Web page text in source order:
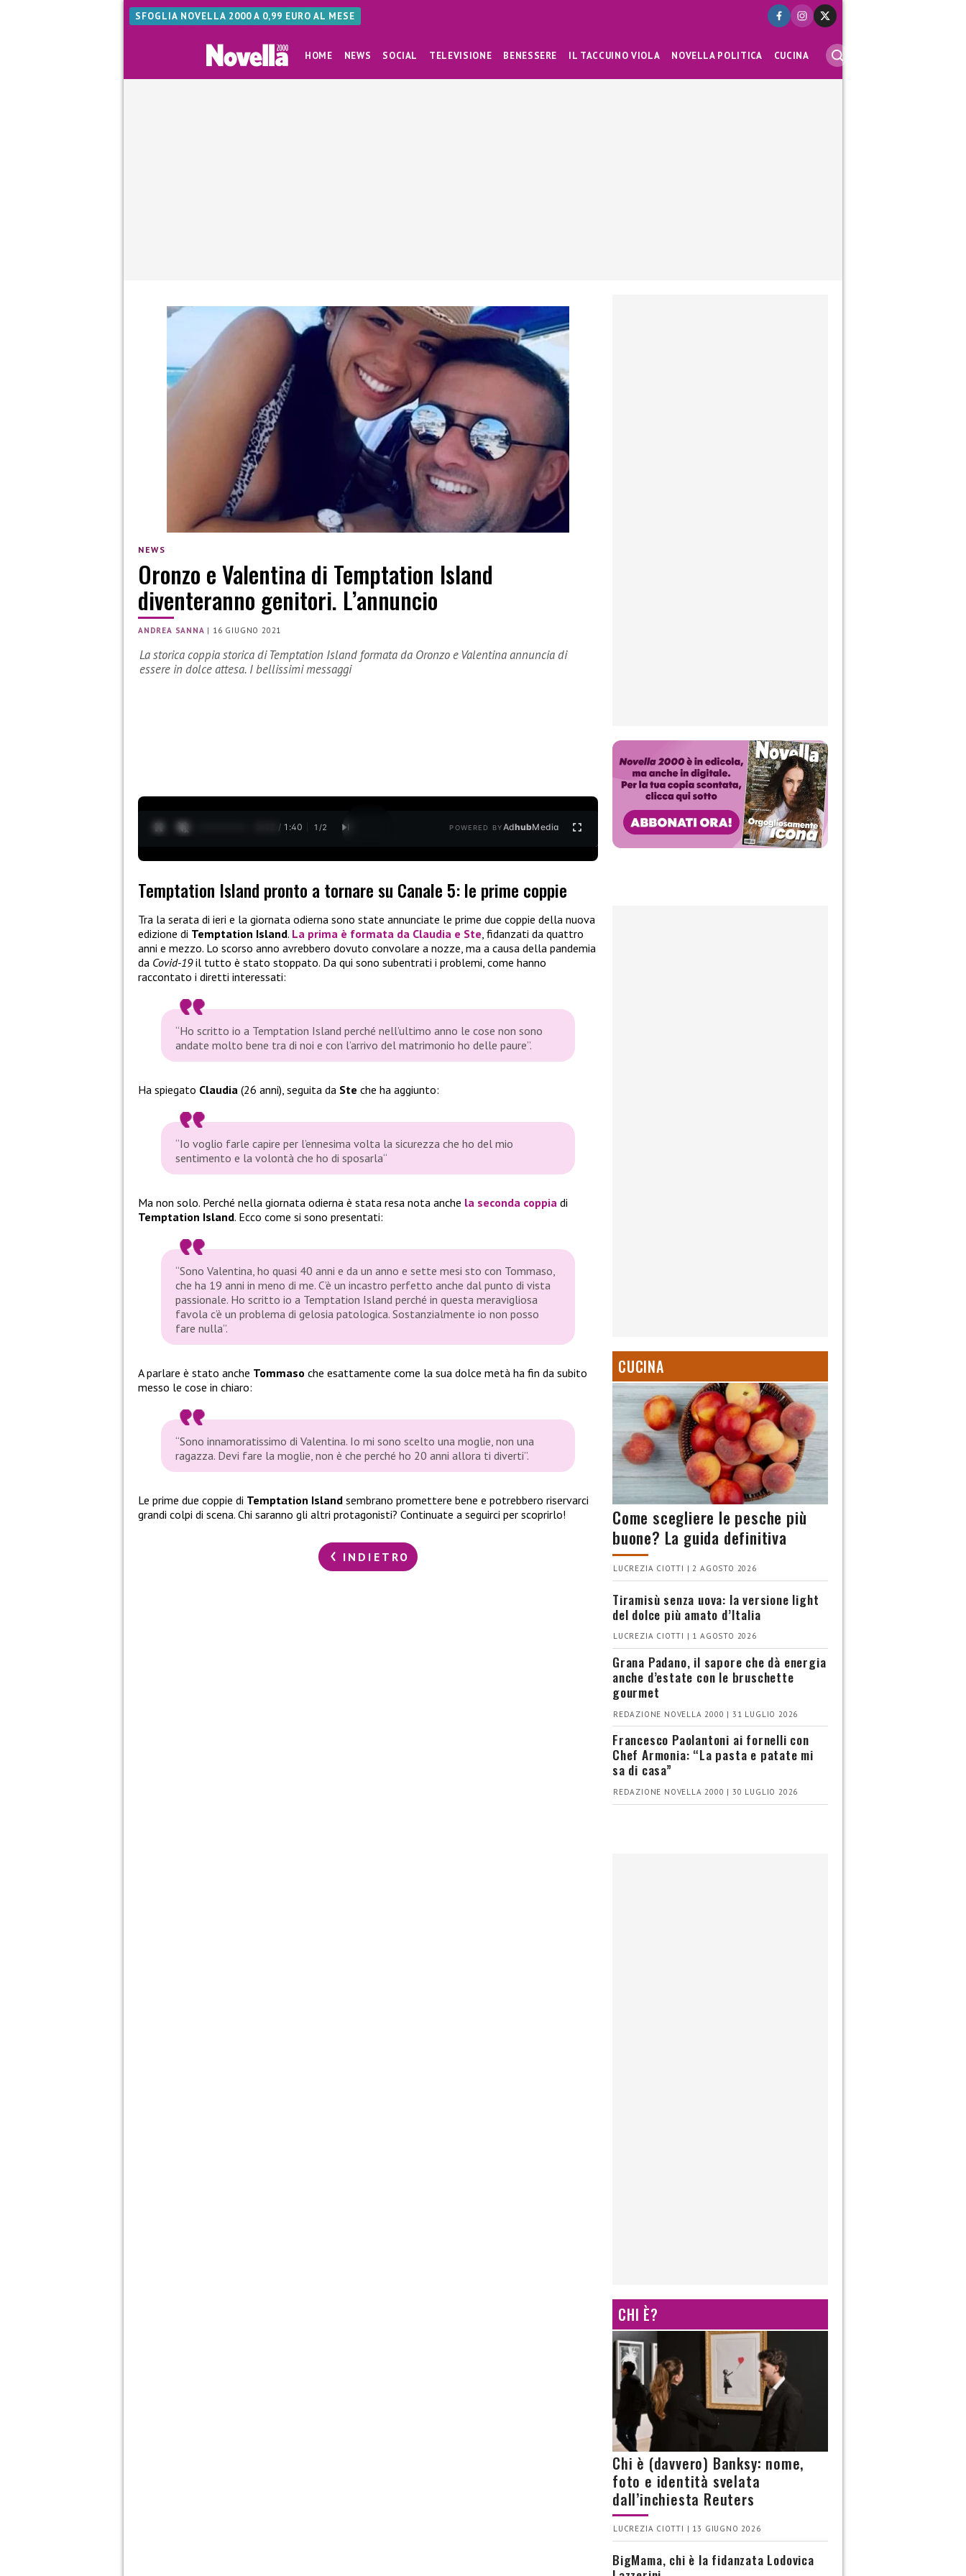
SFOGLIA NOVELLA 2000 A 0,99 EURO AL MESE
HOME NEWS SOCIAL TELEVISIONE BENESSERE IL TACCUINO VIOLA NOVELLA POLITICA CUCINA
NEWS
Oronzo e Valentina di Temptation Island
diventeranno genitori. L’annuncio
ANDREA SANNA | 16 GIUGNO 2021
La storica coppia storica di Temptation Island formata da Oronzo e Valentina annuncia di
essere in dolce attesa. I bellissimi messaggi
0:13 / 1:40 1 /2 POWERED BYAdhubMedia
Temptation Island pronto a tornare su Canale 5: le prime coppie
Tra la serata di ieri e la giornata odierna sono state annunciate le prime due coppie della nuova
edizione di Temptation Island. La prima è formata da Claudia e Ste, fidanzati da quattro
anni e mezzo. Lo scorso anno avrebbero dovuto convolare a nozze, ma a causa della pandemia
da Covid-19il tutto è stato stoppato. Da qui sono subentrati i problemi, come hanno
raccontato i diretti interessati:
“Ho scritto io a Temptation Island perché nell’ultimo anno le cose non sono
andate molto bene tra di noi e con l’arrivo del matrimonio ho delle paure”.
Ha spiegato Claudia (26 anni), seguita da Ste che ha aggiunto:
“Io voglio farle capire per l’ennesima volta la sicurezza che ho del mio
sentimento e la volontà che ho di sposarla“
Ma non solo. Perché nella giornata odierna è stata resa nota anche la seconda coppia di
Temptation Island. Ecco come si sono presentati:
“Sono Valentina, ho quasi 40 anni e da un anno e sette mesi sto con Tommaso,
che ha 19 anni in meno di me. C’è un incastro perfetto anche dal punto di vista
passionale. Ho scritto io a Temptation Island perché in questa meravigliosa
favola c’è un problema di gelosia patologica. Sostanzialmente io non posso
fare nulla”.
A parlare è stato anche Tommaso che esattamente come la sua dolce metà ha fin da subito
messo le cose in chiaro:
“Sono innamoratissimo di Valentina. Io mi sono scelto una moglie, non una
ragazza. Devi fare la moglie, non è che perché ho 20 anni allora ti diverti”.
Le prime due coppie di Temptation Island sembrano promettere bene e potrebbero riservarci
grandi colpi di scena. Chi saranno gli altri protagonisti? Continuate a seguirci per scoprirlo!
INDIETRO
CUCINA
Come scegliere le pesche più
buone? La guida definitiva
LUCREZIA CIOTTI | 2 AGOSTO 2026
Tiramisù senza uova: la versione light
del dolce più amato d’Italia
LUCREZIA CIOTTI | 1 AGOSTO 2026
Grana Padano, il sapore che dà energia
anche d’estate con le bruschette
gourmet
REDAZIONE NOVELLA 2000 | 31 LUGLIO 2026
Francesco Paolantoni ai fornelli con
Chef Armonia: “La pasta e patate mi
sa di casa”
REDAZIONE NOVELLA 2000 | 30 LUGLIO 2026
CHI È?
Chi è (davvero) Banksy: nome,
foto e identità svelata
dall’inchiesta Reuters
LUCREZIA CIOTTI | 13 GIUGNO 2026
BigMama, chi è la fidanzata Lodovica